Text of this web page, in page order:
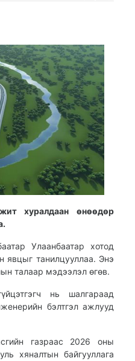
хуралдаан өнөөдөр
Улаанбаатар хотод
явцыг танилцууллаа. Энэ
талаар мэдээлэл өгөв.
нь шалгараад
бэлтгэл ажлууд
газраас 2026 оны
хяналтын байгууллага